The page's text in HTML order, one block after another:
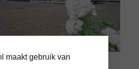
maakt gebruik van